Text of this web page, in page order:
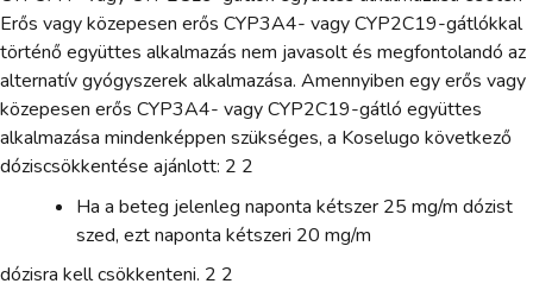
Erős vagy közepesen erős CYP3A4- vagy CYP2C19-gátlókkal
történő együttes alkalmazás nem javasolt és megfontolandó az
alternatív gyógyszerek alkalmazása. Amennyiben egy erős vagy
közepesen erős CYP3A4- vagy CYP2C19-gátló együttes
alkalmazása mindenképpen szükséges, a Koselugo következő
dóziscsökkentése ajánlott: 2 2
Ha a beteg jelenleg naponta kétszer 25 mg/m dózist
szed, ezt naponta kétszeri 20 mg/m
dózisra kell csökkenteni. 2 2